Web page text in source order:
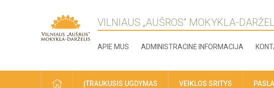
VILNIAUS „AUŠROS” MOKYKLA-
APIE MUS ADMINISTRACINĖ INFORMACIJA
ĮTRAUKUSIS UGDYMAS VEIKLOS SRITYS